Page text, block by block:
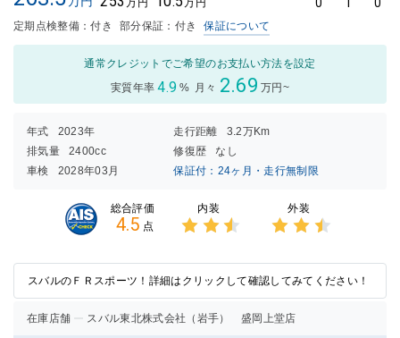
定期点検整備：付き 部分保証：付き 保証について
通常クレジットでご希望のお支払い方法を設定
実質年率 4.9 % 月々 2.69 万円~
年式 2023年 走行距離
3.2万Km
排気量
2400cc 修復歴
なし
車検
2028年03月 保証付：24ヶ月・走行無制限
総合評価
4.5 点
内装
2.5点
の評価
外装
2.5点
の評価
スバルのＦＲスポーツ！詳細はクリックして確認してみてください！
在庫店舗 スバル東北株式会社（岩手） 盛岡上堂店